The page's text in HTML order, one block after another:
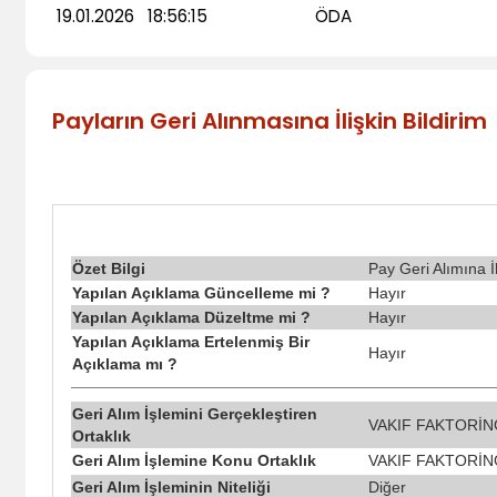
19.01.2026 18:56:15 ÖDA
Payların Geri Alınmasına İlişkin Bildirim
Özet Bilgi
Pay Geri Alımına
Yapılan Açıklama Güncelleme mi ?
Hayır
Yapılan Açıklama Düzeltme mi ?
Hayır
Yapılan Açıklama Ertelenmiş Bir
Açıklama mı ?
Hayır
Geri Alım İşlemini Gerçekleştiren
Ortaklık
VAKIF
Geri Alım İşlemine Konu Ortaklık
VAKIF
Geri Alım İşleminin Niteliği
Diğer